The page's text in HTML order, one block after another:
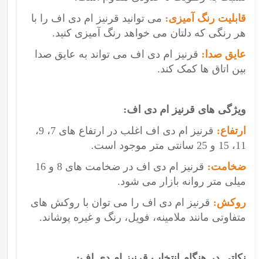
قابلیت رنگ آمیزی: می توانید قرنیز ام دی اف را با
هر رنگی که دلتان می خواهد رنگ آمیزی کنید.
عایق صدا: قرنیز ام دی اف می تواند به عایق صدا
بین اتاق ها کمک کند.
ویژگی های قرنیز ام دی اف:
ارتفاع:
قرنیز ام دی اف اغلب در ارتفاع های 7، 9،
11، 15 و 25 سانتی متر موجود است.
ضخامت:
قرنیز ام دی اف در ضخامت های 8 و 16
میلی متر روانه بازار می شود.
روکش: قرنیز ام دی اف را می توان با روکش های
متفاوتی مانند ملامینه، فویل، رنگ و غیره پوشاند.